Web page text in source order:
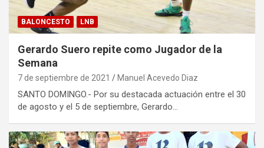
BALONCESTO LNB
Gerardo Suero repite como Jugador de la
Semana
7 de septiembre de 2021 Manuel Acevedo Diaz
SANTO DOMINGO.- Por su destacada actuación entre el 30
de agosto y el 5 de septiembre, Gerardo…